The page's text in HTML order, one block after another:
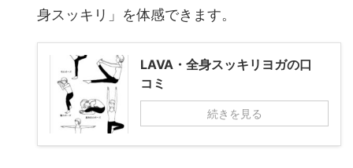
身スッキリ」を体感できます。
LAVA・全身スッキリヨガの口
コミ
続きを見る